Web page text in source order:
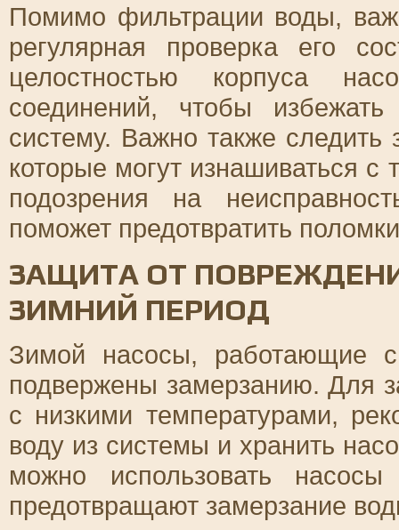
Помимо фильтрации воды,
регулярная проверка его
целостностью корпуса
соединений, чтобы
систему. Важно также
которые могут изнашиваться
подозрения на
поможет предотвратить
ЗАЩИТА ОТ
ЗИМНИЙ ПЕРИОД
Зимой насосы, работающие
подвержены замерзанию. Для
с низкими температурами,
воду из системы и хранить
можно использовать
предотвращают замерзание